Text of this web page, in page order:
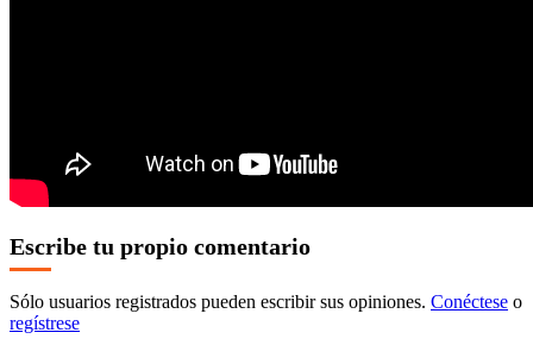
Escribe tu propio comentario
Sólo usuarios registrados pueden escribir sus opiniones. Conéctese o
regístrese